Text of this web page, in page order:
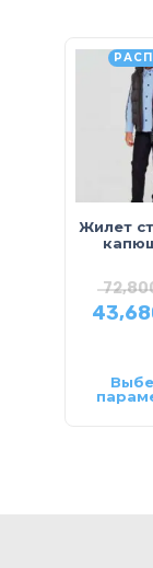
Жилет